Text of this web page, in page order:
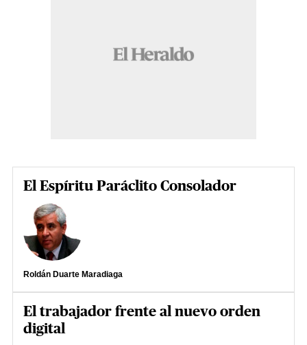
El Espíritu Paráclito Consolador
Roldán Duarte Maradiaga
El trabajador frente al nuevo orden
digital